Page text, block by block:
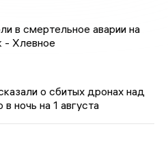
в смертельное аварии на
- Хлевное
о сбитых дронах над
ночь на 1 августа